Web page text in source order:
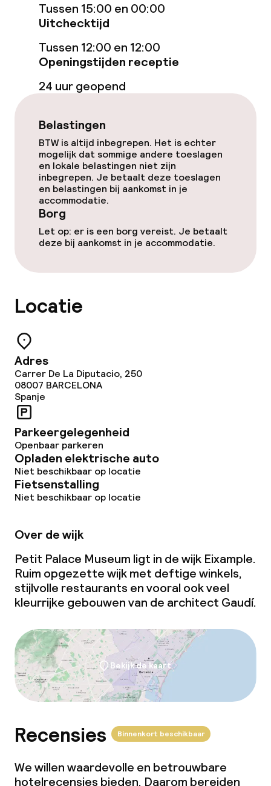
Gratis wifi
TV lounge
Eet- en drinkdiensten
Ontbijtbuffet
Schoonmaakvoorzieningen
Wasservice
Beleid
Kleine huisdieren toegestaan (minder
Grote huisdieren toegestaan (meer
dan 5 kg)
Tussen 15:00 en 00:00
Uitchecktijd
Tussen 12:00 en 12:00
Openingstijden receptie
24 uur geopend
Belastingen
BTW is altijd inbegrepen. Het is echter
mogelijk dat sommige andere toeslagen
en lokale belastingen niet zijn
inbegrepen. Je betaalt deze toeslagen
en belastingen bij aankomst in je
accommodatie.
Borg
Let op: er is een borg vereist. Je betaalt
deze bij aankomst in je accommodatie.
Locatie
Adres
Carrer De La Diputacio, 250
08007 BARCELONA
Spanje
Parkeergelegenheid
Openbaar parkeren
Opladen elektrische auto
Niet beschikbaar op locatie
Fietsenstalling
Niet beschikbaar op locatie
Over de wijk
Petit Palace Museum ligt in de wijk Eixample.
Ruim opgezette wijk met deftige winkels,
stijlvolle restaurants en vooral ook veel
kleurrijke gebouwen van de architect Gaudí.
Bekijk de kaart
Recensies Binnenkort beschikbaar
We willen waardevolle en betrouwbare
hotelrecensies bieden. Daarom bereiden